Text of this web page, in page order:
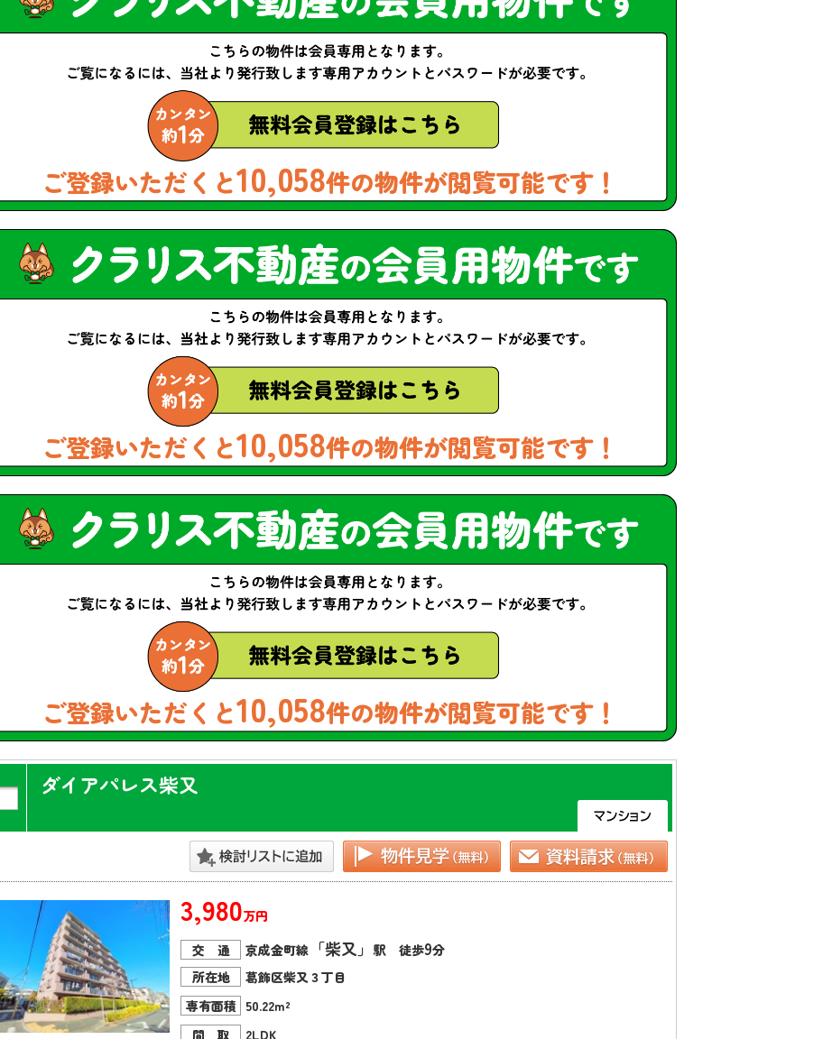
ご登録いただくと10,058件の物件が閲覧可能です！
ご登録いただくと10,058件の物件が閲覧可能です！
ご登録いただくと10,058件の物件が閲覧可能です！
ダイアパレス柴又
3,980万円
交 通
京成金町線 「柴又」 駅 徒歩9分
所在地
葛飾区柴又３丁目
専有面積 50.22m²
間 取
2LDK